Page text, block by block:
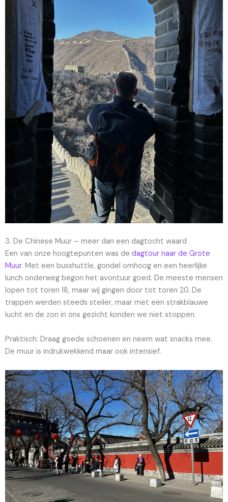
3. De Chinese Muur – meer dan een dagtocht waard
Een van onze hoogtepunten was de dagtour naar de Grote
Muur. Met een busshuttle, gondel omhoog en een heerlijke
lunch onderweg begon het avontuur goed. De meeste mensen
lopen tot toren 18, maar wij gingen door tot toren 20. De
trappen werden steeds steiler, maar met een strakblauwe
lucht en de zon in ons gezicht konden we niet stoppen.
Praktisch: Draag goede schoenen en neem wat snacks mee.
De muur is indrukwekkend maar ook intensief.